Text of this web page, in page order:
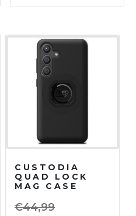
CUSTODIA
QUAD LOCK
MAG CASE
GALAXY S24
€44,99